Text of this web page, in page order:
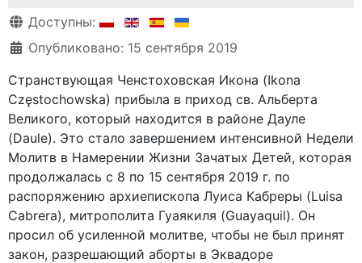
Информация о материале
Доступны:
Опубликовано: 15 сентября 2019
Странствующая Ченстоховская Икона (Ikona
Częstochowska) прибыла в приход св. Альберта
Великого, который находится в районе Дауле
(Daule). Это стало завершением интенсивной Недели
Молитв в Намерении Жизни Зачатых Детей, которая
продолжалась с 8 по 15 сентября 2019 г. по
распоряжению архиепископа Луиса Кабреры (Luisa
Cabrera), митрополита Гуаякиля (Guayaquil). Он
просил об усиленной молитве, чтобы не был принят
закон, разрешающий аборты в Эквадоре